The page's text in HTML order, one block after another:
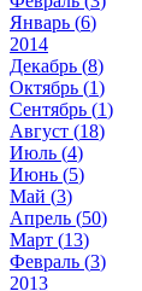
Январь (6)
2014
Декабрь (8)
Октябрь (1)
Сентябрь (1)
Август (18)
Июль (4)
Июнь (5)
Май (3)
Апрель (50)
Март (13)
Февраль (3)
2013